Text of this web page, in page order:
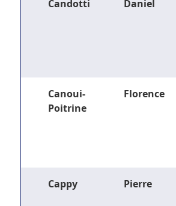
Candotti Daniel
Canoui-
Poitrine
Florence
Cappy Pierre